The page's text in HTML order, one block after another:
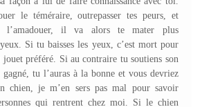
le téméraire, outrepasser tes peurs, et
l’amadouer, il va alors te mater plus
Si tu baisses les yeux, c’est mort pour
préféré. Si au contraire tu soutiens son
gagné, tu l’auras à la bonne et vous devriez
chien, je m’en sers pas mal pour savoir
qui rentrent chez moi. Si le chien